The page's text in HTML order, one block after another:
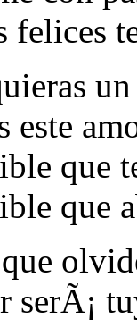
felices
este
que
que
serÃ¡